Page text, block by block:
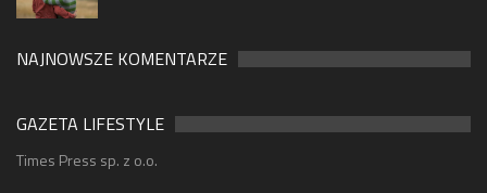
NAJNOWSZE KOMENTARZE
GAZETA LIFESTYLE
Times Press sp. z o.o.